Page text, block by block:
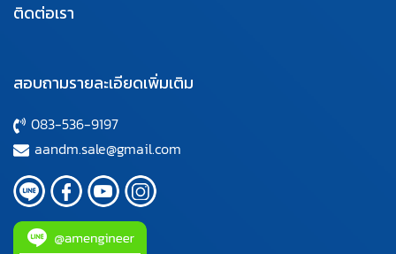
ติดต่อเรา
สอบถามรายละเอียดเพิ่มเติม
083-536-9197
aandm.sale@gmail.com